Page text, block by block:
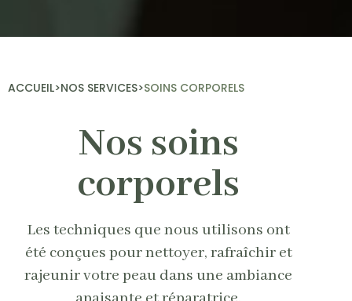
ACCUEIL>NOS SERVICES>SOINS CORPORELS
Nos soins
corporels
Les techniques que nous utilisons ont
été conçues pour nettoyer, rafraîchir et
rajeunir votre peau dans une ambiance